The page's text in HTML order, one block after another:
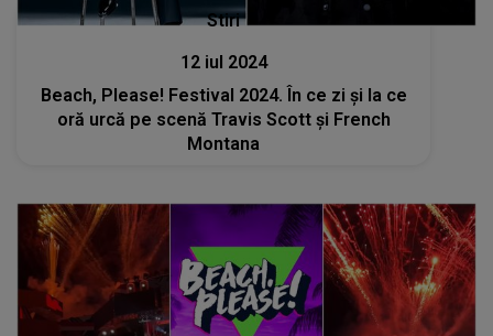
Stiri
12 iul 2024
Beach, Please! Festival 2024. În ce zi și la ce
oră urcă pe scenă Travis Scott și French
Montana